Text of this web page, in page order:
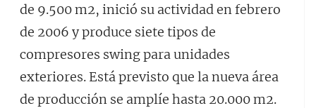
de 9.500 m2, inició su actividad en febrero
de 2006 y produce siete tipos de
compresores swing para unidades
exteriores. Está previsto que la nueva área
de producción se amplíe hasta 20.000 m2.